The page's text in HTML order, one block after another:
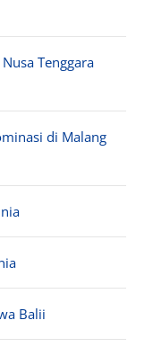
Tenggara
di Malang
Balii